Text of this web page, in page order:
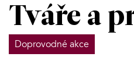
Tváře a
Doprovodné akce